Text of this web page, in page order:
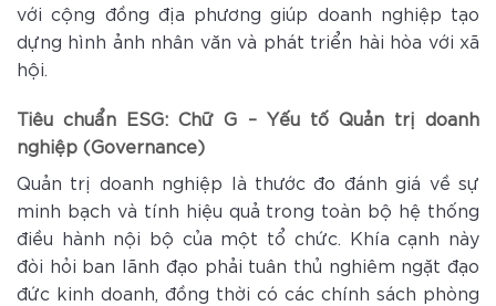
với cộng đồng địa phương giúp doanh nghiệp tạo
dựng hình ảnh nhân văn và phát triển hài hòa với xã
hội.
Tiêu chuẩn ESG:Chữ G – Yếu tố Quản trị doanh
nghiệp (Governance)
Quản trị doanh nghiệp là thước đo đánh giá về sự
minh bạch và tính hiệu quả trong toàn bộ hệ thống
điều hành nội bộ của một tổ chức. Khía cạnh này
đòi hỏi ban lãnh đạo phải tuân thủ nghiêm ngặt đạo
đức kinh doanh, đồng thời có các chính sách phòng